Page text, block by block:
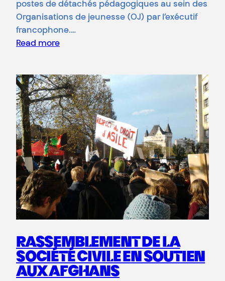
postes de détachés pédagogiques au sein des
Organisations de jeunesse (OJ) par l’exécutif
francophone.…
Read more
RASSEMBLEMENT DE LA
SOCIÉTÉ CIVILE EN SOUTIEN
AUX AFGHANS